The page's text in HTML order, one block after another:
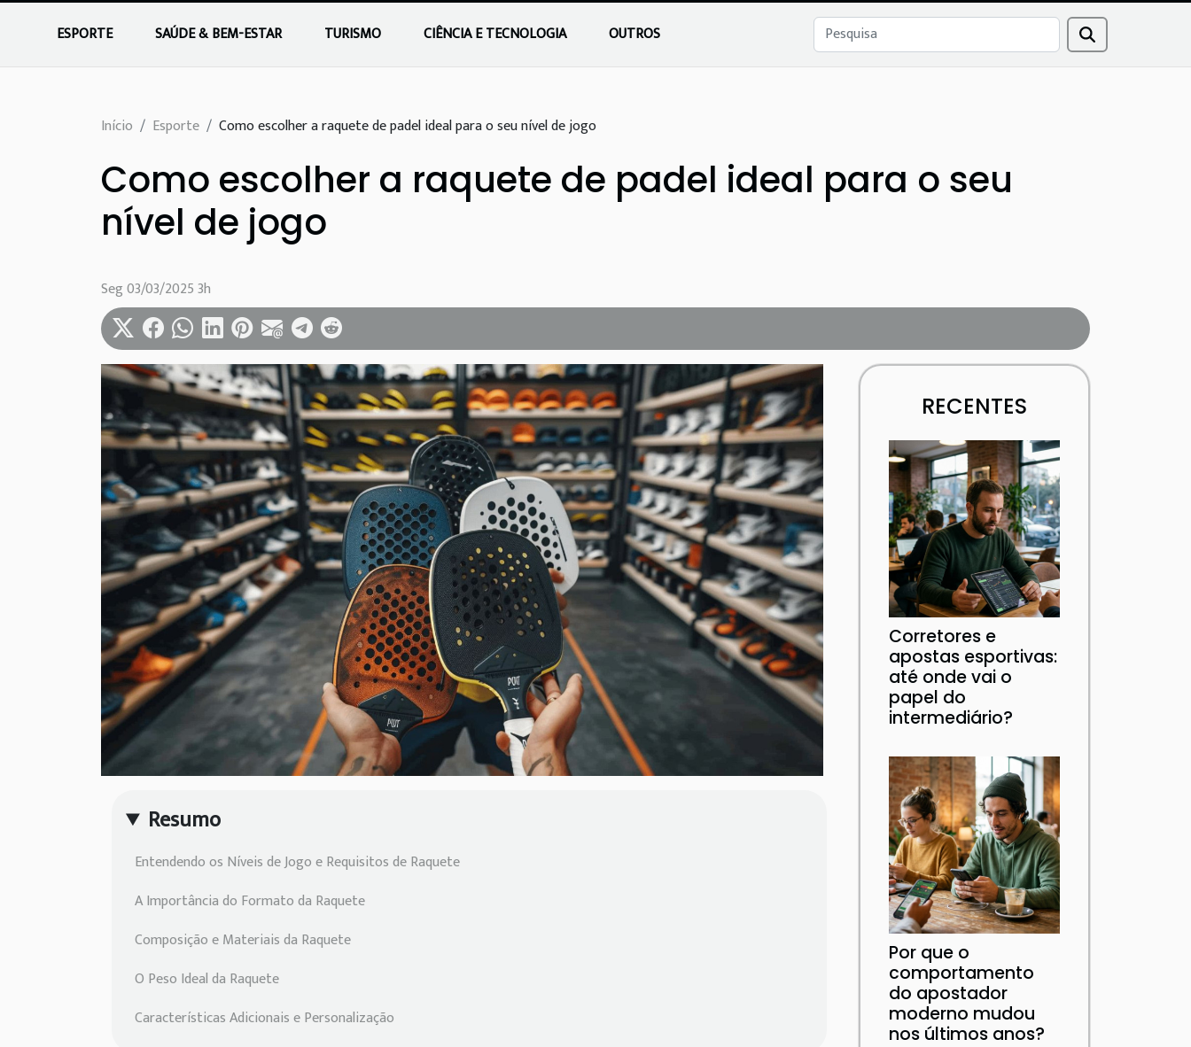
ESPORTE SAÚDE & BEM-ESTAR TURISMO CIÊNCIA E TECNOLOGIA OUTROS
Início Esporte Como escolher a raquete de padel ideal para o seu nível de jogo
Como escolher a raquete de padel ideal para o seu
nível de jogo
Seg 03/03/2025 3h
Resumo
Entendendo os Níveis de Jogo e Requisitos de Raquete
A Importância do Formato da Raquete
Composição e Materiais da Raquete
O Peso Ideal da Raquete
Características Adicionais e Personalização
RECENTES
Corretores e
apostas esportivas:
até onde vai o
papel do
intermediário?
Por que o
comportamento
do apostador
moderno mudou
nos últimos anos?